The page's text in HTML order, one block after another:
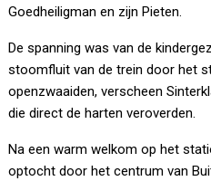
Goedheiligman en zijn Pieten.
De spanning was van de
stoomfluit van de trein door het
openzwaaiden, verscheen
die direct de harten veroverden.
Na een warm welkom op het
optocht door het centrum van